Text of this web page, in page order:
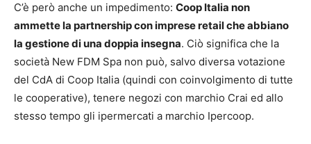
C’è però anche un impedimento: Coop Italia non
ammette la partnership con imprese retail che abbiano
la gestione di una doppia insegna. Ciò significa che la
società New FDM Spa non può, salvo diversa votazione
del CdA di Coop Italia (quindi con coinvolgimento di tutte
le cooperative), tenere negozi con marchio Crai ed allo
stesso tempo gli ipermercati a marchio Ipercoop.